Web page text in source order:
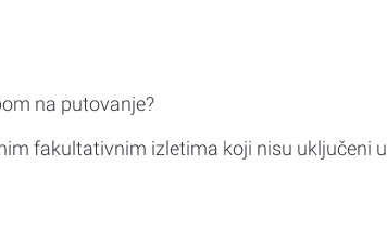
na putovanje?
fakultativnim izletima koji nisu uključeni u